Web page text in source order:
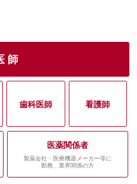
師
歯科医師 看護師
医薬関係者
製薬会社・医療機器メーカー等に
勤務、業界関係の方